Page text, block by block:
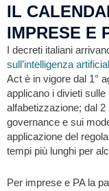
IL
IMPRESE E
I decreti italiani
sull’intelligenza
Act è in vigore dal 1°
applicano i divieti sulle
alfabetizzazione; dal
governance e sui
applicazione del
tempi più lunghi per
Per imprese e PA la